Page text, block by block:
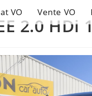
VO Vente VO
2.0 HDi